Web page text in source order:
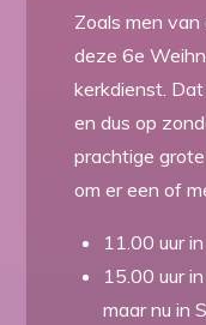
Zoals men
deze 6e
kerkdienst.
en dus op
prachtige
om er een of
11.00 uur
15.00 uur
maar nu in